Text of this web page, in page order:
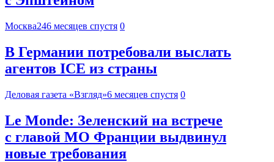
Москва246 месяцев спустя 0
В Германии потребовали выслать
агентов ICE из страны
Деловая газета «Взгляд»6 месяцев спустя 0
Le Monde: Зеленский на встрече
с главой МО Франции выдвинул
новые требования